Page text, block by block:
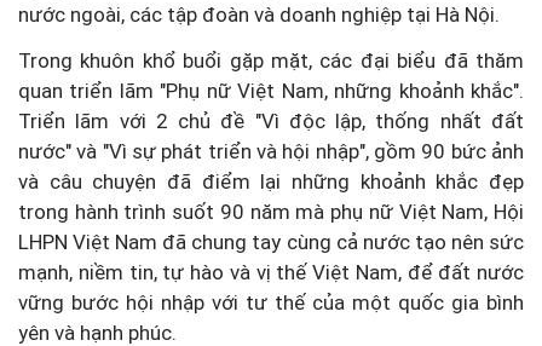
nước ngoài, các tập đoàn và doanh nghiệp tại Hà Nội.
Trong khuôn khổ buổi gặp mặt, các đại biểu đã thăm
quan triển lãm "Phụ nữ Việt Nam, những khoảnh khắc".
Triển lãm với 2 chủ đề "Vì độc lập, thống nhất đất
nước" và "Vì sự phát triển và hội nhập", gồm 90 bức ảnh
và câu chuyện đã điểm lại những khoảnh khắc đẹp
trong hành trình suốt 90 năm mà phụ nữ Việt Nam, Hội
LHPN Việt Nam đã chung tay cùng cả nước tạo nên sức
mạnh, niềm tin, tự hào và vị thế Việt Nam, để đất nước
vững bước hội nhập với tư thế của một quốc gia bình
yên và hạnh phúc.